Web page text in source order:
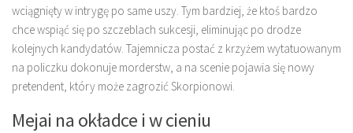
wciągnięty w intrygę po same uszy. Tym bardziej, że ktoś bardzo
chce wspiąć się po szczeblach sukcesji, eliminując po drodze
kolejnych kandydatów. Tajemnicza postać z krzyżem wytatuowanym
na policzku dokonuje morderstw, a na scenie pojawia się nowy
pretendent, który może zagrozić Skorpionowi.
Mejai na okładce i w cieniu